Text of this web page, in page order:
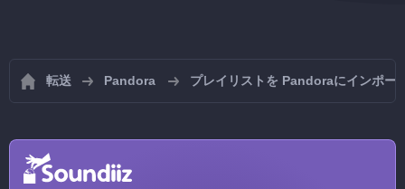
転送 Pandora プレイリストを Pandoraにインポー